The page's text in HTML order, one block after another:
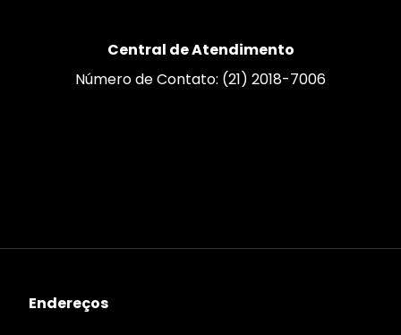
Central de Atendimento
Número de Contato: (21) 2018-7006
Endereços